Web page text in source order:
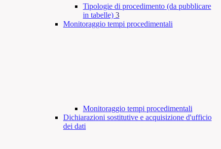
Tipologie di procedimento (da pubblicare
in tabelle) 3
Monitoraggio tempi procedimentali
Monitoraggio tempi procedimentali
Dichiarazioni sostitutive e acquisizione d'ufficio
dei dati